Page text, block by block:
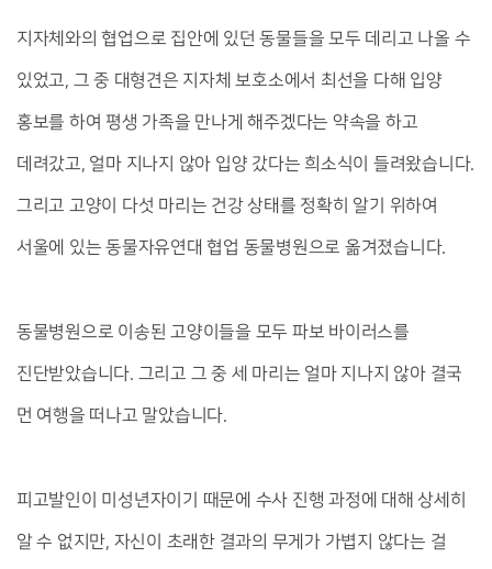
지자체와의 협업으로 집안에 있던 동물들을 모두 데리고 나올 수
있었고, 그 중 대형견은 지자체 보호소에서 최선을 다해 입양
홍보를 하여 평생 가족을 만나게 해주겠다는 약속을 하고
데려갔고, 얼마 지나지 않아 입양 갔다는 희소식이 들려왔습니다.
그리고 고양이 다섯 마리는 건강 상태를 정확히 알기 위하여
서울에 있는 동물자유연대 협업 동물병원으로 옮겨졌습니다.
동물병원으로 이송된 고양이들을 모두 파보 바이러스를
진단받았습니다. 그리고 그 중 세 마리는 얼마 지나지 않아 결국
먼 여행을 떠나고 말았습니다.
피고발인이 미성년자이기 때문에 수사 진행 과정에 대해 상세히
알 수 없지만, 자신이 초래한 결과의 무게가 가볍지 않다는 걸